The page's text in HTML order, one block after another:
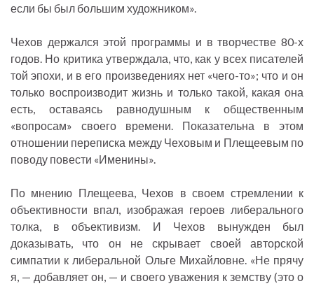
если бы был большим художником».
Чехов держался этой программы и в творчестве 80-х
годов. Но критика утверждала, что, как у всех писателей
той эпохи, и в его произведениях нет «чего-то»; что и он
только воспроизводит жизнь и только такой, какая она
есть, оставаясь равнодушным к общественным
«вопросам» своего времени. Показательна в этом
отношении переписка между Чеховым и Плещеевым по
поводу повести «Именины».
По мнению Плещеева, Чехов в своем стремлении к
объективности впал, изображая героев либерального
толка, в объективизм. И Чехов вынужден был
доказывать, что он не скрывает своей авторской
симпатии к либеральной Ольге Михайловне. «Не прячу
я, — добавляет он, — и своего уважения к земству (это о